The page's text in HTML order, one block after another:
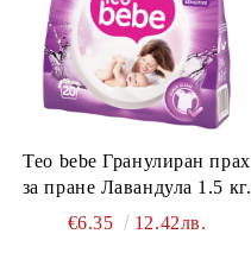
Teo bebe Гранулиран прах
за пране Лавандула 1.5 кг.
€6.35
12.42лв.